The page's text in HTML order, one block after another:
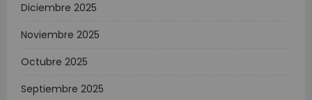
Diciembre 2025
Noviembre 2025
Octubre 2025
Septiembre 2025